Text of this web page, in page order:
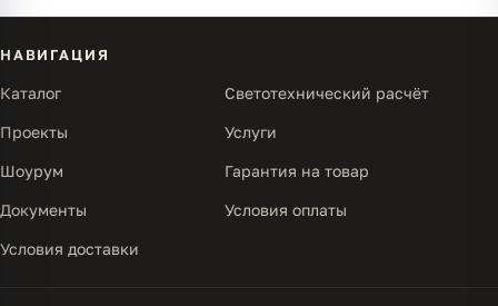
НАВИГАЦИЯ
Каталог Светотехнический расчёт
Проекты Услуги
Шоурум Гарантия на товар
Документы Условия оплаты
Условия доставки